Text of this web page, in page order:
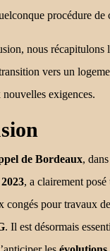
procédure de
nous récapitulons
vers un
nouvelles exigences.
de Bordeaux,
, a clairement
congés pour travaux
. Il est désormais